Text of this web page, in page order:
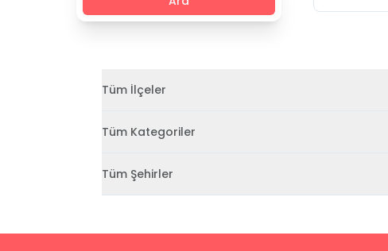
Tüm İlçeler
Tüm Kategoriler
Tüm Şehirler